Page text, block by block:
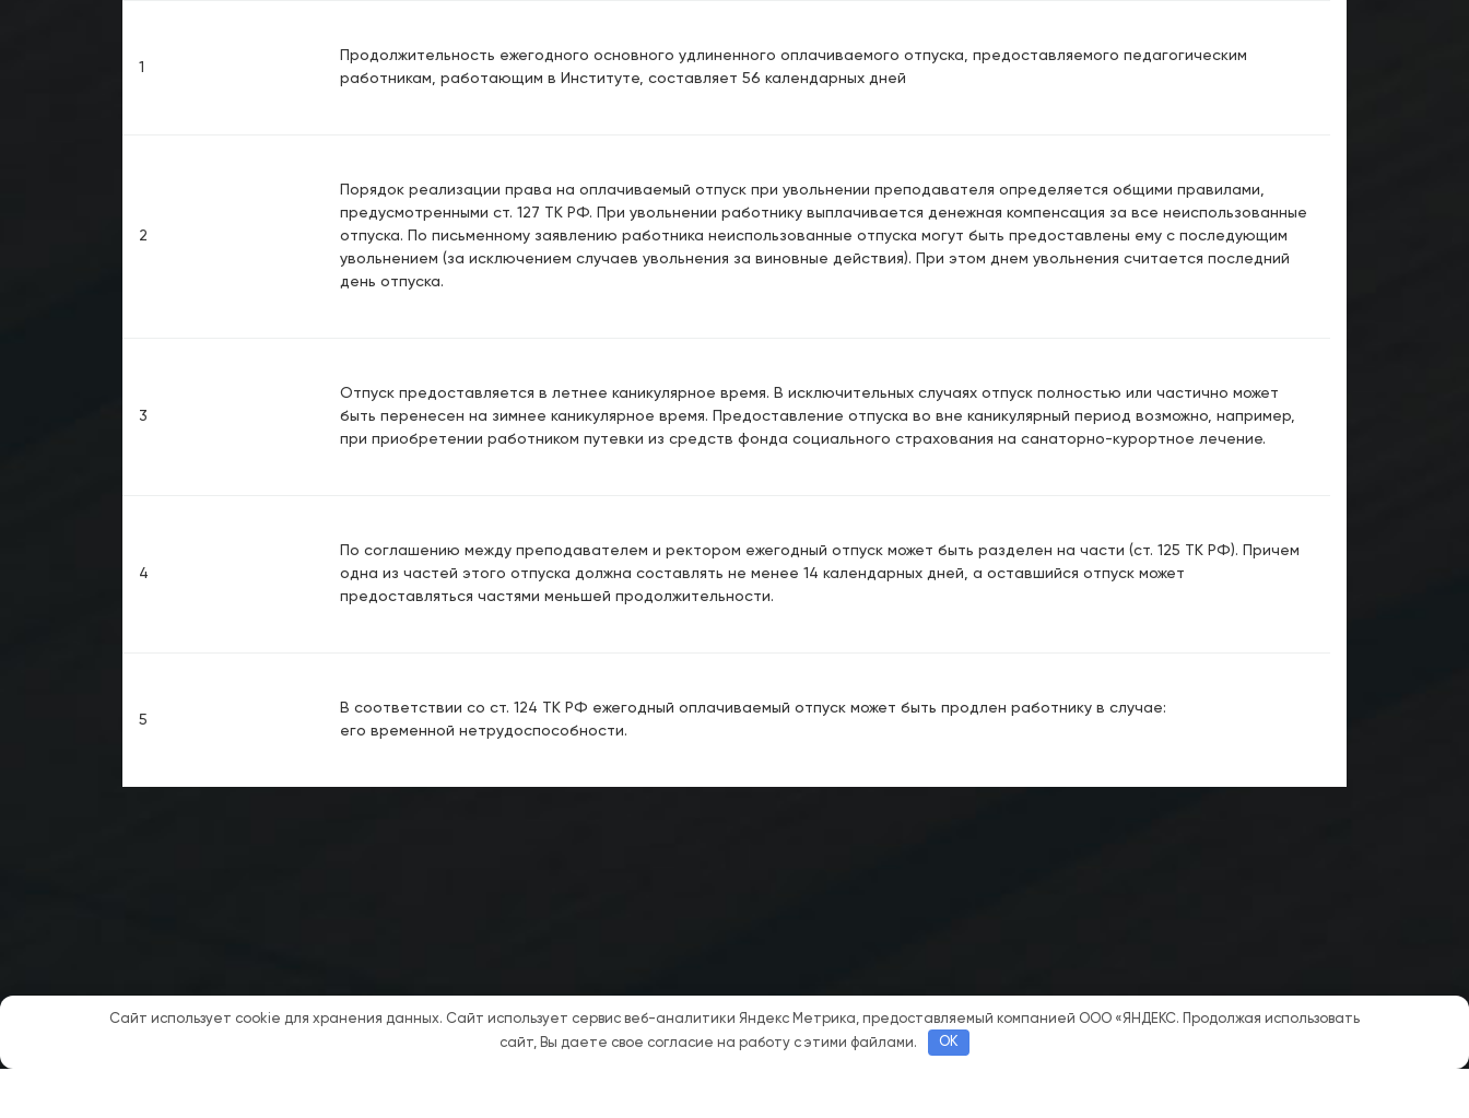
1
Продолжительность ежегодного основного удлиненного оплачиваемого отпуска, предоставляемого педагогическим
работникам, работающим в Институте, составляет 56 календарных дней
2
Порядок реализации права на оплачиваемый отпуск при увольнении преподавателя определяется общими правилами,
предусмотренными ст. 127 ТК РФ. При увольнении работнику выплачивается денежная компенсация за все неиспользованные
отпуска. По письменному заявлению работника неиспользованные отпуска могут быть предоставлены ему с последующим
увольнением (за исключением случаев увольнения за виновные действия). При этом днем увольнения считается последний
день отпуска.
3
Отпуск предоставляется в летнее каникулярное время. В исключительных случаях отпуск полностью или частично может
быть перенесен на зимнее каникулярное время. Предоставление отпуска во вне каникулярный период возможно, например,
при приобретении работником путевки из средств фонда социального страхования на санаторно-курортное лечение.
4
По соглашению между преподавателем и ректором ежегодный отпуск может быть разделен на части (ст. 125 ТК РФ). Причем
одна из частей этого отпуска должна составлять не менее 14 календарных дней, а оставшийся отпуск может
предоставляться частями меньшей продолжительности.
5
В соответствии со ст. 124 ТК РФ ежегодный оплачиваемый отпуск может быть продлен работнику в случае:
его временной нетрудоспособности.
Сайт использует cookie для хранения данных. Сайт использует сервис веб-аналитики Яндекс Метрика, предоставляемый компанией ООО «ЯНДЕКС. Продолжая использовать
сайт, Вы даете свое согласие на работу с этими файлами.
OK